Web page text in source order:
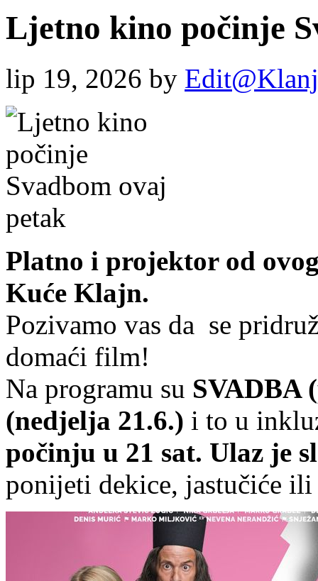
Ljetno kino počinje
lip 19, 2026 by
Platno i projektor od
Kuće Klajn.
Pozivamo vas da se
domaći film!
Na programu su SVADBA
(nedjelja 21.6.) i to u
počinju u 21 sat. Ulaz je
ponijeti dekice, jastučiće